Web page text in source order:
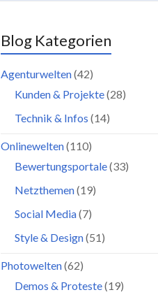
Blog Kategorien
Agenturwelten(42)
Kunden & Projekte(28)
Technik & Infos (14)
Onlinewelten(110)
Bewertungsportale(33)
Netzthemen(19)
Social Media(7)
Style & Design(51)
Photowelten(62)
Demos & Proteste(19)